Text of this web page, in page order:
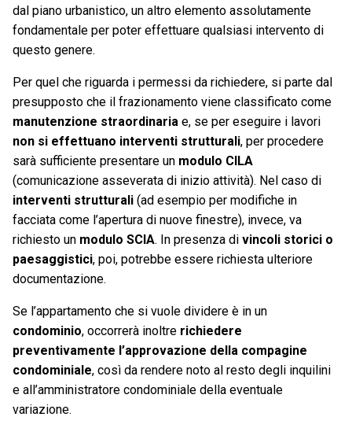
dal piano urbanistico, un altro elemento assolutamente
fondamentale per poter effettuare qualsiasi intervento di
questo genere.
Per quel che riguarda i permessi da richiedere, si parte dal
presupposto che il frazionamento viene classificato come
manutenzione straordinaria e, se per eseguire i lavori
non si effettuano interventi strutturali, per procedere
sarà sufficiente presentare un modulo CILA
(comunicazione asseverata di inizio attività). Nel caso di
interventi strutturali (ad esempio per modifiche in
facciata come l’apertura di nuove finestre), invece, va
richiesto un modulo SCIA. In presenza di vincoli storici o
paesaggistici, poi, potrebbe essere richiesta ulteriore
documentazione.
Se l’appartamento che si vuole dividere è in un
condominio, occorrerà inoltre richiedere
preventivamente l’approvazione della compagine
condominiale, così da rendere noto al resto degli inquilini
e all’amministratore condominiale della eventuale
variazione.